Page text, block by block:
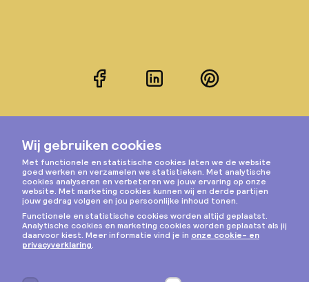
FacebookLinkedInPinterest
Instagram
Privacy & cookies